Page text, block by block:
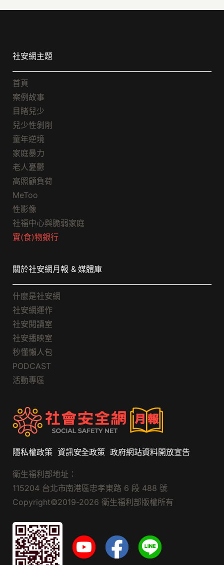
隱私權政策 資訊安全政策 政府網站資料開放宣告
衛生福利部地址：
115204 台北市南港區忠孝東路 6 段 488 號
Copyright©2019-2026 衛生福利部版權所有
社安網主題
首頁
案例故事
目睹兒少
兒少性剝削
童年逆境
家庭暴力
老人憂鬱
高照顧負荷
MeToo
性影像
社福中心與脆弱家庭
實(食)物銀行
關於社安網月報 & 媒體庫
什麼是社安網
社安網運作
社安閱讀室
社安播映室
秒懂懶人包
PODCAST
活動專區